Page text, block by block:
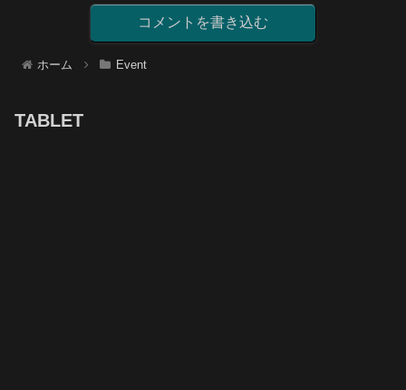
コメントを書き込む
ホーム Event
TABLET